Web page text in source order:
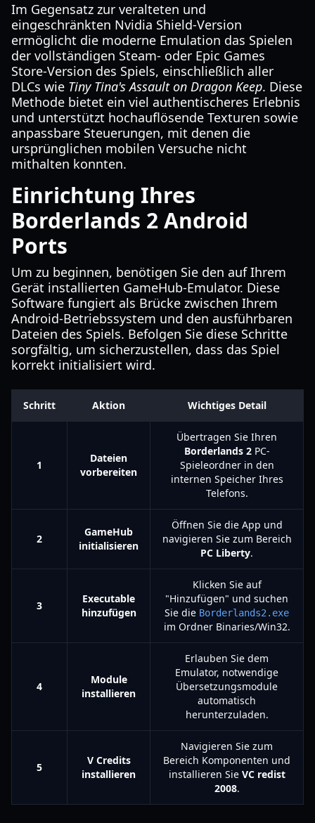
Im Gegensatz zur veralteten und
eingeschränkten Nvidia Shield-Version
ermöglicht die moderne Emulation das Spielen
der vollständigen Steam- oder Epic Games
Store-Version des Spiels, einschließlich aller
DLCs wie Tiny Tina's Assault on Dragon Keep. Diese
Methode bietet ein viel authentischeres Erlebnis
und unterstützt hochauflösende Texturen sowie
anpassbare Steuerungen, mit denen die
ursprünglichen mobilen Versuche nicht
mithalten konnten.
Einrichtung Ihres
Borderlands 2 Android
Ports
Um zu beginnen, benötigen Sie den auf Ihrem
Gerät installierten GameHub-Emulator. Diese
Software fungiert als Brücke zwischen Ihrem
Android-Betriebssystem und den ausführbaren
Dateien des Spiels. Befolgen Sie diese Schritte
sorgfältig, um sicherzustellen, dass das Spiel
korrekt initialisiert wird.
Schritt Aktion Wichtiges Detail
1
Dateien
vorbereiten
Übertragen Sie Ihren
Borderlands 2PC-
Spieleordner in den
internen Speicher Ihres
Telefons.
2
GameHub
initialisieren
Öffnen Sie die App und
navigieren Sie zum Bereich
PC Liberty.
3
Executable
hinzufügen
Klicken Sie auf
"Hinzufügen" und suchen
Sie die Borderlands2.exe
im Ordner Binaries/Win32.
4
Module
installieren
Erlauben Sie dem
Emulator, notwendige
Übersetzungsmodule
automatisch
herunterzuladen.
5
V Credits
installieren
Navigieren Sie zum
Bereich Komponenten und
installieren Sie VC redist
2008.